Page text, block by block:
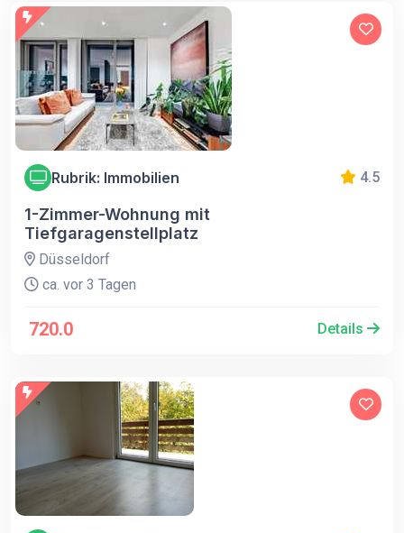
Rubrik: Immobilien 4.5
1-Zimmer-Wohnung mit
Tiefgaragenstellplatz
Düsseldorf
ca. vor 3 Tagen
720.0 Details